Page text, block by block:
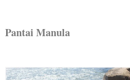
Pantai Manula